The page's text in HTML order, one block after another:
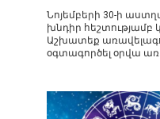
Նոյեմբերի 30-ի
խնդիր հեշտությամբ
Աշխատեք
օգտագործել օրվա